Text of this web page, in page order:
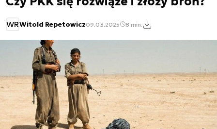
WRWitold Repetowicz09.03.2025 8 min.